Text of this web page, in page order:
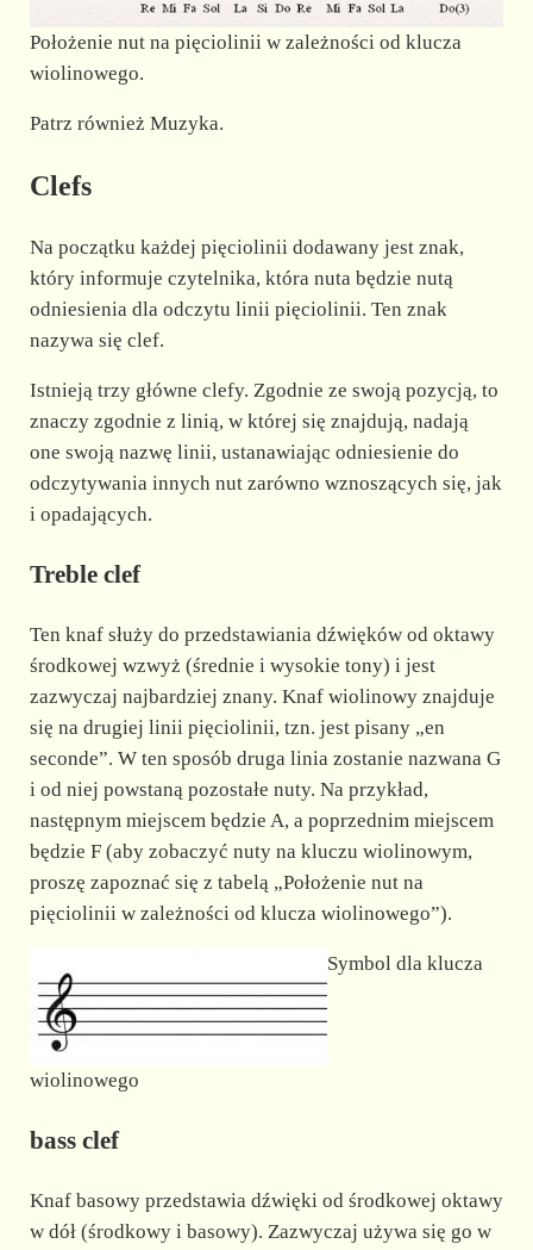
Położenie nut na pięciolinii w zależności od klucza
wiolinowego.
Patrz również Muzyka.
Clefs
Na początku każdej pięciolinii dodawany jest znak,
który informuje czytelnika, która nuta będzie nutą
odniesienia dla odczytu linii pięciolinii. Ten znak
nazywa się clef.
Istnieją trzy główne clefy. Zgodnie ze swoją pozycją, to
znaczy zgodnie z linią, w której się znajdują, nadają
one swoją nazwę linii, ustanawiając odniesienie do
odczytywania innych nut zarówno wznoszących się, jak
i opadających.
Treble clef
Ten knaf służy do przedstawiania dźwięków od oktawy
środkowej wzwyż (średnie i wysokie tony) i jest
zazwyczaj najbardziej znany. Knaf wiolinowy znajduje
się na drugiej linii pięciolinii, tzn. jest pisany „en
seconde”. W ten sposób druga linia zostanie nazwana G
i od niej powstaną pozostałe nuty. Na przykład,
następnym miejscem będzie A, a poprzednim miejscem
będzie F (aby zobaczyć nuty na kluczu wiolinowym,
proszę zapoznać się z tabelą „Położenie nut na
pięciolinii w zależności od klucza wiolinowego”).
Symbol dla klucza
wiolinowego
bass clef
Knaf basowy przedstawia dźwięki od środkowej oktawy
w dół (środkowy i basowy). Zazwyczaj używa się go w